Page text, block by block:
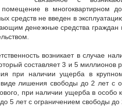
помещение в многоквартирном
средств не введен в
денежные средства граждан
возникает в случае
составляет 3 и 5 миллионов
при наличии ущерба в
лишения свободы до 2 лет с
при наличии ущерба в особо
5 лет с ограничением свободы до